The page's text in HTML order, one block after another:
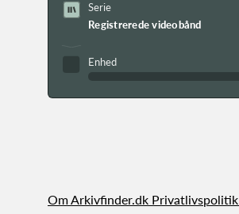
Serie
Registrerede videobånd
Enhed
Om Arkivfinder.dk Privatlivspolitik